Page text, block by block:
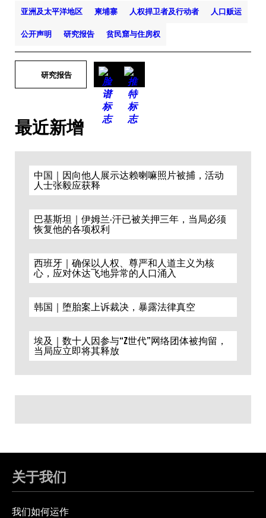
亚洲及太平洋地区 柬埔寨 人权捍卫者及行动者 人口贩运
公开声明 研究报告 贫民窟与住房权
研究报告
最近新增
中国｜因向他人展示达赖喇嘛照片被捕，活动
人士张毅应获释
巴基斯坦｜伊姆兰·汗已被关押三年，当局必须
恢复他的各项权利
西班牙｜确保以人权、尊严和人道主义为核
心，应对休达飞地异常的人口涌入
韩国｜堕胎案上诉裁决，暴露法律真空
埃及｜数十人因参与“Z世代”网络团体被拘留，
当局应立即将其释放
关于我们
我们如何运作